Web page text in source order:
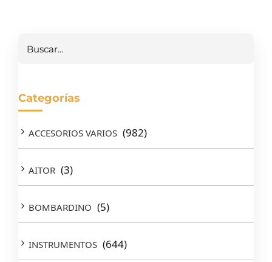
Categorías
ACCESORIOS VARIOS (982)
AITOR (3)
BOMBARDINO (5)
INSTRUMENTOS (644)